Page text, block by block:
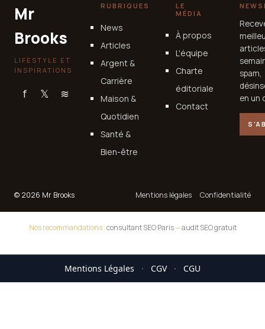
Mr
Brooks
LIFESTYLE ET
INSPIRATIONS
f 𝕏 ≋
RUBRIQUES
News
Articles
Argent &
Carrière
Maison &
Quotidien
Santé &
Bien-être
LE
MÉDIA
À propos
L'équipe
Charte
éditoriale
Contact
spam,
en un
© 2026 Mr Brooks Mentions légales Confidentialité
Nos recommandations :consultant SEO Paris—audit SEO gratuit
Mentions Légales · CGV · CGU